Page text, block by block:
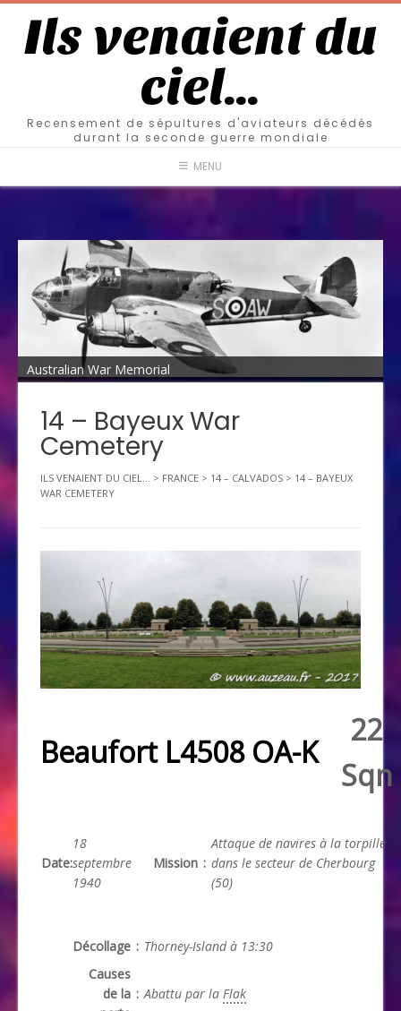
Ils venaient du
ciel…
Recensement de sépultures d'aviateurs décédés
durant la seconde guerre mondiale
MENU
Australian War Memorial
14 – Bayeux War
Cemetery
ILS VENAIENT DU CIEL... > FRANCE > 14 – CALVADOS > 14 – BAYEUX
WAR CEMETERY
Beaufort L4508 OA-K
22
Sqn
Date:
18
septembre
1940
Mission :
Attaque de navires à la torpille
dans le secteur de Cherbourg
(50)
Décollage : Thorney-Island à 13:30
Causes
de la : Abattu par la Flak